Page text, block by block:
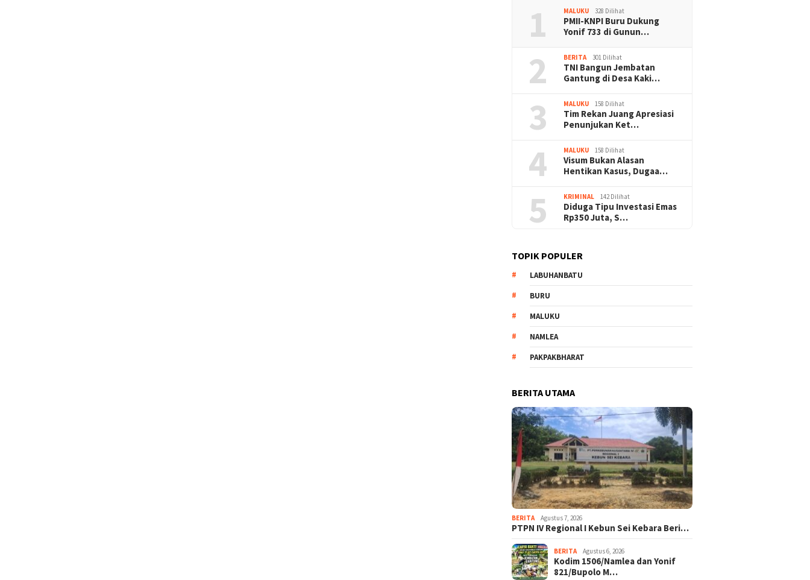
1 MALUKU 328 Dilihat
PMII-KNPI Buru Dukung
Yonif 733 di Gunun…
2 BERITA 301 Dilihat
TNI Bangun Jembatan
Gantung di Desa Kaki…
3 MALUKU 158 Dilihat
Tim Rekan Juang Apresiasi
Penunjukan Ket…
4 MALUKU 158 Dilihat
Visum Bukan Alasan
Hentikan Kasus, Dugaa…
5 KRIMINAL 142 Dilihat
Diduga Tipu Investasi Emas
Rp350 Juta, S…
TOPIK POPULER
LABUHANBATU
BURU
MALUKU
NAMLEA
PAKPAKBHARAT
BERITA UTAMA
BERITA Agustus 7, 2026
PTPN IV Regional I Kebun Sei Kebara Beri…
BERITA Agustus 6, 2026
Kodim 1506/Namlea dan Yonif
821/Bupolo M…